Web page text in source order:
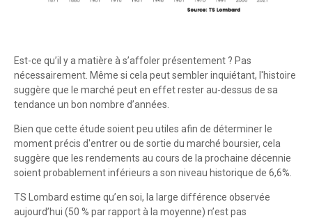
Est-ce qu’il y a matière à s’affoler présentement ? Pas
nécessairement. Même si cela peut sembler inquiétant, l'histoire
suggère que le marché peut en effet rester au-dessus de sa
tendance un bon nombre d’années.
Bien que cette étude soient peu utiles afin de déterminer le
moment précis d'entrer ou de sortie du marché boursier, cela
suggère que les rendements au cours de la prochaine décennie
soient probablement inférieurs a son niveau historique de 6,6%.
TS Lombard estime qu’en soi, la large différence observée
aujourd’hui (50 % par rapport à la moyenne) n’est pas